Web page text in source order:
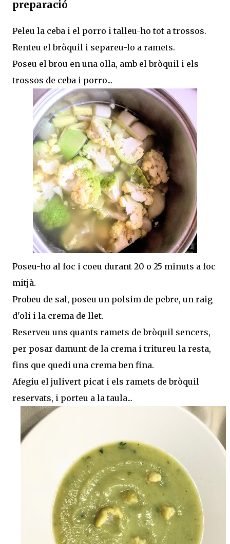
preparació
Peleu la ceba i el porro i talleu-ho tot a trossos.
Renteu el bròquil i separeu-lo a ramets.
Poseu el brou en una olla, amb el bròquil i els
trossos de ceba i porro...
Poseu-ho al foc i coeu durant 20 o 25 minuts a foc
mitjà.
Probeu de sal, poseu un polsim de pebre, un raig
d'oli i la crema de llet.
Reserveu uns quants ramets de bròquil sencers,
per posar damunt de la crema i tritureu la resta,
fins que quedi una crema ben fina.
Afegiu el julivert picat i els ramets de bròquil
reservats, i porteu a la taula...